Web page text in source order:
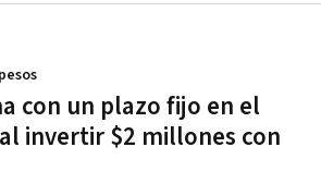
con un plazo fijo en el
invertir $2 millones con